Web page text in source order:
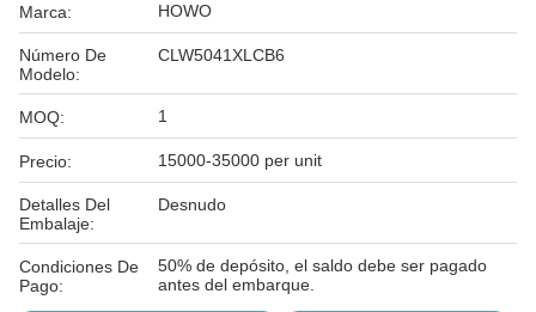
Marca: HOWO
Número De
Modelo:
CLW5041XLCB6
MOQ: 1
Precio: 15000-35000 per unit
Detalles Del
Embalaje:
Desnudo
Condiciones De
Pago:
50% de depósito, el saldo debe ser pagado
antes del embarque.